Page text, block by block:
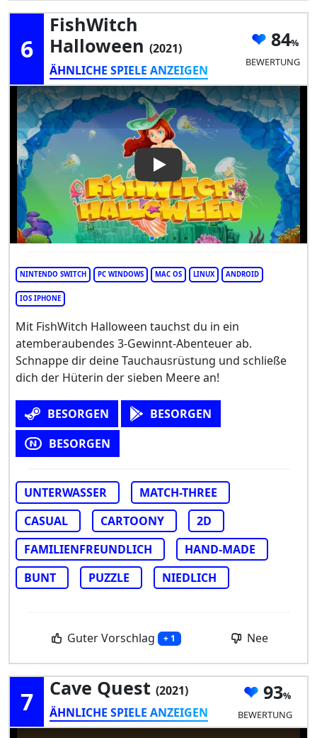
6
FishWitch
Halloween (2021)
ÄHNLICHE SPIELE ANZEIGEN
84
BEWERTUNG
Play Video: FishWitch
NINTENDO SWITCH PC WINDOWS MAC OS LINUX ANDROID
IOS IPHONE
Mit FishWitch Halloween tauchst du in ein
atemberaubendes 3-Gewinnt-Abenteuer ab.
Schnappe dir deine Tauchausrüstung und schließe
dich der Hüterin der sieben Meere an!
BESORGEN
BESORGEN
BESORGEN
UNTERWASSER
MATCH-THREE
CASUAL
CARTOONY
2D
FAMILIENFREUNDLICH
HAND-MADE
BUNT
PUZZLE NIEDLICH
Guter Vorschlag + 1 Nee
7 Cave Quest (2021)
ÄHNLICHE SPIELE ANZEIGEN
93
BEWERTUNG